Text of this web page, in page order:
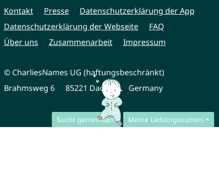
Sucht gemeinsam Meine Lieblingsnamen
Kontakt Presse
Datenschutzerklärung der App
Datenschutzerklärung der Webseite
FAQ
Über uns
Zusammenarbeit Impressum
© CharliesNames UG (haftungsbeschränkt)
Brahmsweg 6
85221 Dachau Germany